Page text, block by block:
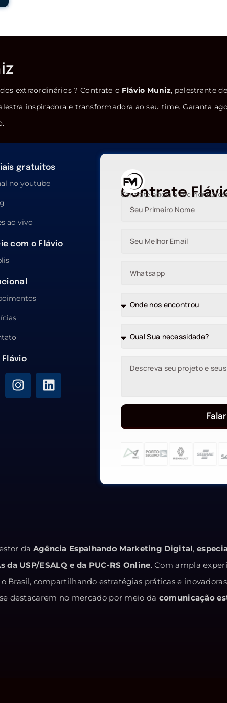
extraordinários ? Contrate o Flávio Muniz, palestrante de
inspiradora e transformadora ao seu time. Garanta
gratuitos
no youtube
ao vivo
com o Flávio
Flávio
Contrate
Contrate agora o melhor
da Agência Espalhando Marketing Digital,
da USP/ESALQ e da PUC-RS Online. Com ampla
Brasil, compartilhando estratégias práticas e
destacarem no mercado por meio da comunicação